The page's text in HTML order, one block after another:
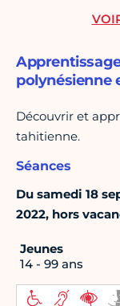
polynésienne
Découvrir et
tahitienne.
Séances
Du samedi 18
2022, hors
Jeunes
14 - 99 ans